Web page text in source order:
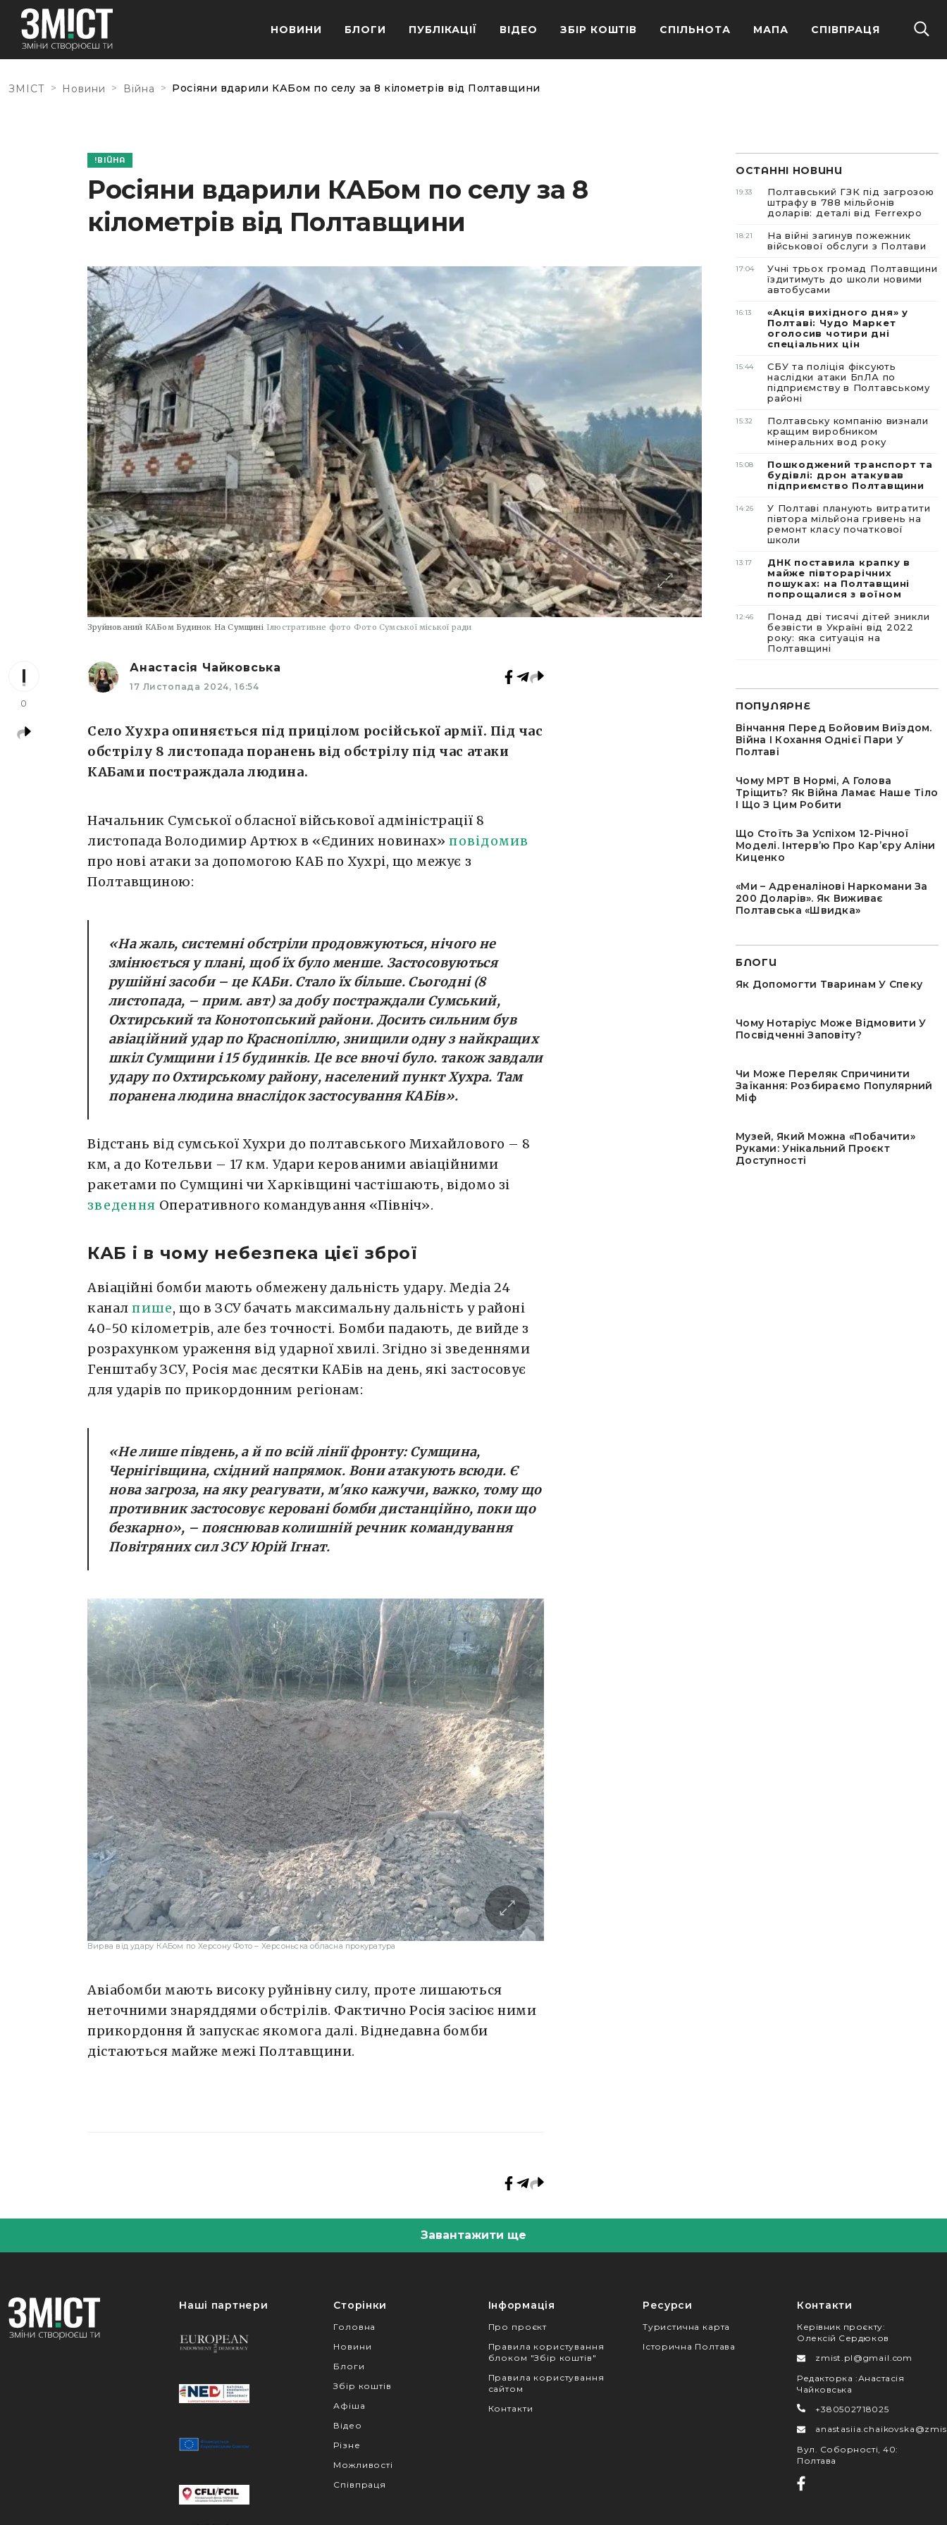
НОВИНИ БЛОГИ ПУБЛІКАЦІЇ ВІДЕО ЗБІР КОШТІВ СПІЛЬНОТА МАПА СПІВПРАЦЯ
ЗМІСТ > Новини > Війна > Росіяни вдарили КАБом по селу за 8 кілометрів від Полтавщини
ВІЙНА
Росіяни вдарили КАБом по селу за 8
кілометрів від Полтавщини
Зруйнований КАБом Будинок На Сумщині Ілюстративне фото Фото Сумської міської ради
0
Анастасія Чайковська
17 Листопада 2024, 16:54
Село Хухра опиняється під прицілом російської армії. Під час
обстрілу 8 листопада поранень від обстрілу під час атаки
КАБами постраждала людина.
Начальник Сумської обласної військової адміністрації 8
листопада Володимир Артюх в «Єдиних новинах»повідомив
про нові атаки за допомогою КАБ по Хухрі, що межує з
Полтавщиною:
«На жаль, системні обстріли продовжуються, нічого не
змінюється у плані, щоб їх було менше. Застосовуються
рушійні засоби – це КАБи. Стало їх більше. Сьогодні (8
листопада, – прим. авт) за добу постраждали Сумський,
Охтирський та Конотопський райони. Досить сильним був
авіаційний удар по Краснопіллю, знищили одну з найкращих
шкіл Сумщини і 15 будинків. Це все вночі було. також завдали
удару по Охтирському району, населений пункт Хухра. Там
поранена людина внаслідок застосування КАБів».
Відстань від сумської Хухри до полтавського Михайлового – 8
км, а до Котельви – 17 км. Удари керованими авіаційними
ракетами по Сумщині чи Харківщині частішають, відомо зі
зведення Оперативного командування «Північ».
КАБ і в чому небезпека цієї зброї
Авіаційні бомби мають обмежену дальність удару. Медіа 24
каналпише, що в ЗСУ бачать максимальну дальність у районі
40-50 кілометрів, але без точності. Бомби падають, де вийде з
розрахунком ураження від ударної хвилі. Згідно зі зведеннями
Генштабу ЗСУ, Росія має десятки КАБів на день, які застосовує
для ударів по прикордонним регіонам:
«Не лише південь, а й по всій лінії фронту: Сумщина,
Чернігівщина, східний напрямок. Вони атакують всюди. Є
нова загроза, на яку реагувати, м'яко кажучи, важко, тому що
противник застосовує керовані бомби дистанційно, поки що
безкарно», – пояснював колишній речник командування
Повітряних сил ЗСУ Юрій Ігнат.
Вирва від удару КАБом по Херсону Фото – Херсоньска обласна прокуратура
Авіабомби мають високу руйнівну силу, проте лишаються
неточними знаряддями обстрілів. Фактично Росія засіює ними
прикордоння й запускає якомога далі. Віднедавна бомби
дістаються майже межі Полтавщини.
ОСТАННІ НОВИНИ
19:33
Полтавський ГЗК під загрозою
штрафу в 788 мільйонів
доларів: деталі від Ferrexpo
18:21
На війні загинув пожежник
військової обслуги з Полтави
17:04
Учні трьох громад Полтавщини
їздитимуть до школи новими
автобусами
16:13
«Акція вихідного дня» у
Полтаві: Чудо Маркет
оголосив чотири дні
спеціальних цін
15:44
СБУ та поліція фіксують
наслідки атаки БпЛА по
підприємству в Полтавському
районі
15:32
Полтавську компанію визнали
кращим виробником
мінеральних вод року
15:08
Пошкоджений транспорт та
будівлі: дрон атакував
підприємство Полтавщини
14:26
У Полтаві планують витратити
півтора мільйона гривень на
ремонт класу початкової
школи
13:17
ДНК поставила крапку в
майже півторарічних
пошуках: на Полтавщині
попрощалися з воїном
12:46
Понад дві тисячі дітей зникли
безвісти в Україні від 2022
року: яка ситуація на
Полтавщині
ПОПУЛЯРНЕ
Вінчання Перед Бойовим Виїздом.
Війна І Кохання Однієї Пари У
Полтаві
Чому МРТ В Нормі, А Голова
Тріщить? Як Війна Ламає Наше Тіло
І Що З Цим Робити
Що Стоїть За Успіхом 12-Річної
Моделі. Інтервʼю Про Карʼєру Аліни
Киценко
«Ми – Адреналінові Наркомани За
200 Доларів». Як Виживає
Полтавська «швидка»
БЛОГИ
Як Допомогти Тваринам У Спеку
Чому Нотаріус Може Відмовити У
Посвідченні Заповіту?
Чи Може Переляк Спричинити
Заїкання: Розбираємо Популярний
Міф
Музей, Який Можна «побачити»
Руками: Унікальний Проєкт
Доступності
Завантажити ще
Наші партнери Сторінки
Головна
Новини
Блоги
Збір коштів
Афіша
Відео
Різне
Можливості
Співпраця
Інформація
Про проєкт
Правила користування
блоком "Збір коштів"
Правила користування
сайтом
Контакти
Ресурси
Туристична карта
Історична Полтава
Контакти
Керівник проєкту:
Олексій Сердюков
zmist.pl@gmail.com
Редакторка :Анастасія
Чайковська
+380502718025
Вул. Соборності, 40:
Полтава